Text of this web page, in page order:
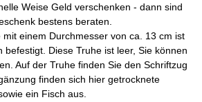
Weise Geld verschenken - dann sind
bestens beraten.
mit einem Durchmesser von ca. 13 cm ist
befestigt. Diese Truhe ist leer, Sie können
Auf der Truhe finden Sie den Schriftzug
finden sich hier getrocknete
ein Fisch aus.